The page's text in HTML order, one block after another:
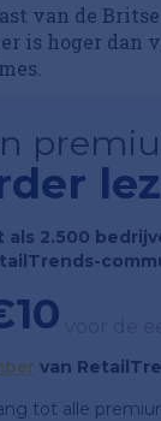
van de
is hoger dan
als 2.500
van
tot alle